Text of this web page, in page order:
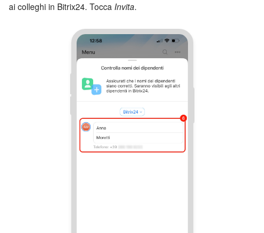
ai colleghi in Bitrix24. Tocca Invita.